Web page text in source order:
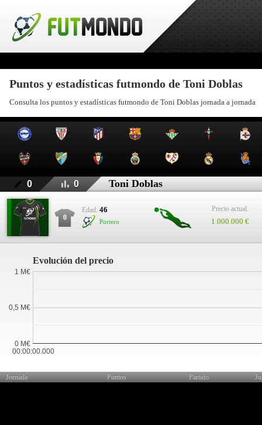
Puntos y estadísticas futmondo de Toni Doblas
Consulta los puntos y estadísticas futmondo de Toni Doblas jornada a jornada
0 0 Toni Doblas
0
Edad: 46
Portero
Precio actual:
1.000.000 €
Evolución del precio
00:00:00.000
0 M€
0,5 M€
1 M€
Jornada Puntos Partido